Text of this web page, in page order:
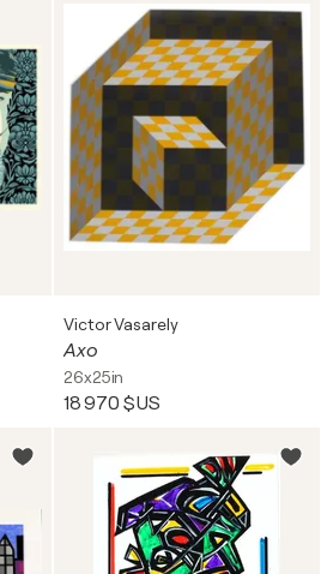
Victor Vasarely
Axo
26x25in
18 970 $US